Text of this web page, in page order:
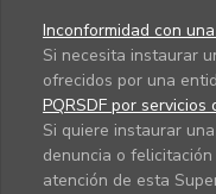
Inconformidad con
Si necesita instaurar
ofrecidos por una
PQRSDF por servicios
Si quiere instaurar
denuncia o
atención de esta